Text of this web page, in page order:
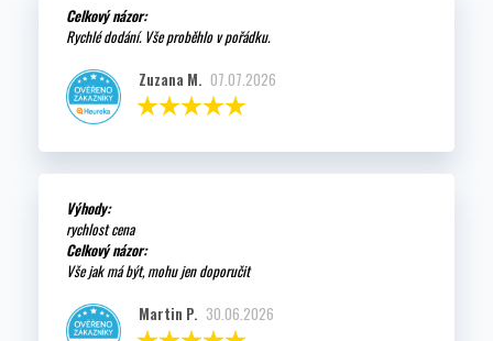
Celkový názor:
Rychlé dodání. Vše proběhlo v pořádku.
Zuzana M. 07.07.2026
Výhody:
rychlost cena
Celkový názor:
Vše jak má být, mohu jen doporučit
Martin P. 30.06.2026